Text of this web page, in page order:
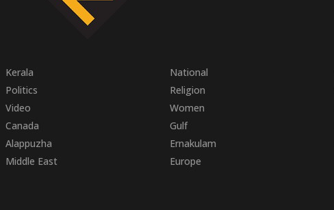
Kerala National
Politics Religion
Video Women
Canada Gulf
Alappuzha Ernakulam
Middle East Europe